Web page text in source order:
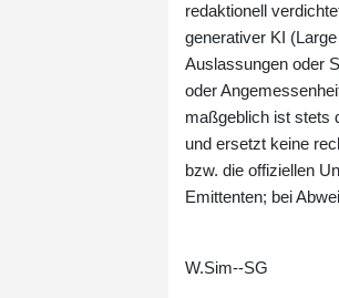
redaktionell
generativer KI
Auslassungen oder
oder
maßgeblich ist stets
und ersetzt keine
bzw. die offiziellen
Emittenten; bei
W.Sim--SG